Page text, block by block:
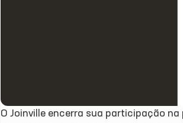
O Joinville encerra sua participação